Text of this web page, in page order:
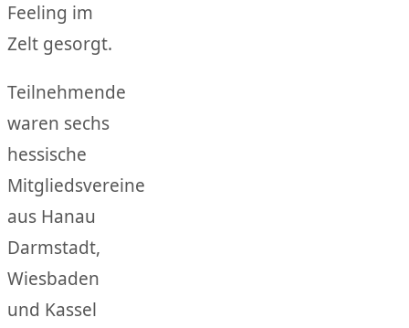
Feeling im
Zelt gesorgt.
Teilnehmende
waren sechs
hessische
Mitgliedsvereine
aus Hanau
Darmstadt,
Wiesbaden
und Kassel